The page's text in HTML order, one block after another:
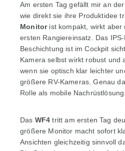
Am ersten Tag gefällt mir an der
wie direkt sie ihre Produktidee
Monitorist kompakt, wirkt aber
ersten Rangiereinsatz. Das
Beschichtung ist im Cockpit
Kamera selbst wirkt robust und
wenn sie optisch klar leichter
größere RV-Kameras. Genau
Rolle als mobile Nachrüstlösung.
Das WF4 tritt am ersten Tag
größere Monitor macht sofort
Ansichten gleichzeitig sinnvoll